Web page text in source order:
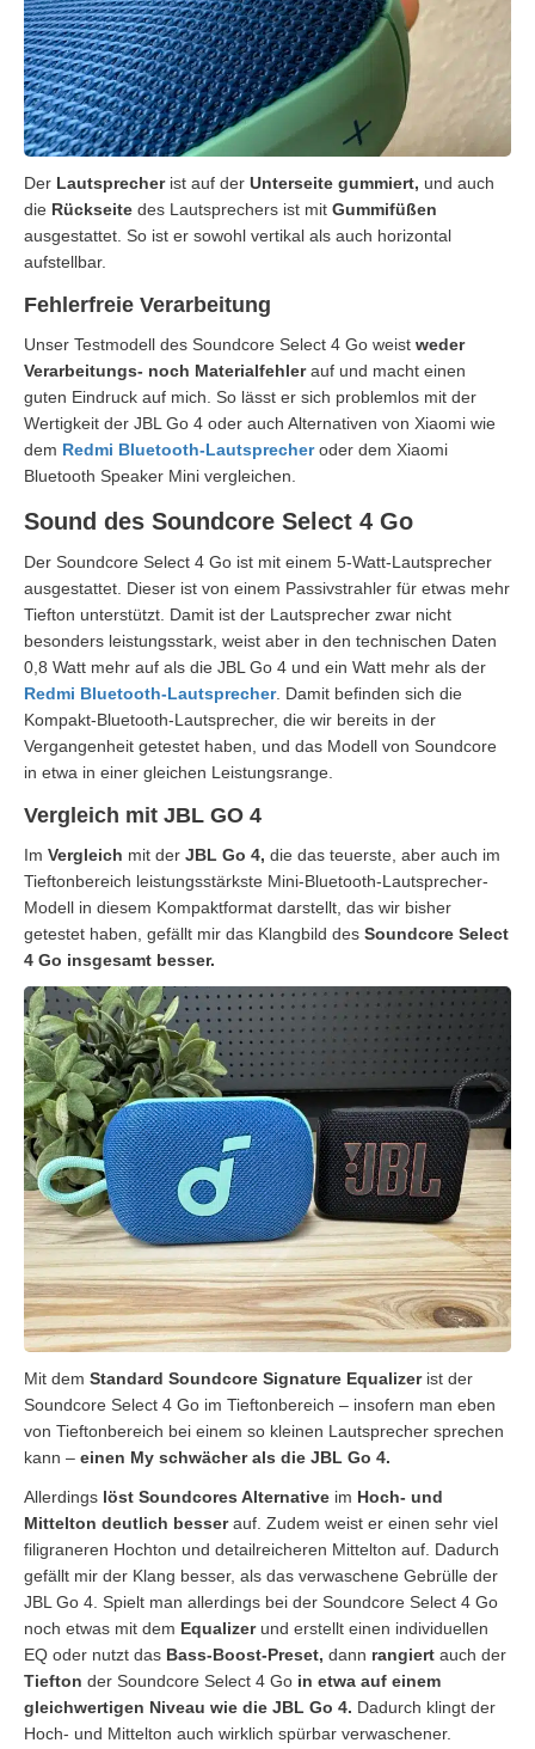
Der Lautsprecherist auf der Unterseite gummiert, und auch
die Rückseite des Lautsprechers ist mit Gummifüßen
ausgestattet. So ist er sowohl vertikal als auch horizontal
aufstellbar.
Fehlerfreie Verarbeitung
Unser Testmodell des Soundcore Select 4 Go weist weder
Verarbeitungs- noch Materialfehlerauf und macht einen
guten Eindruck auf mich. So lässt er sich problemlos mit der
Wertigkeit der JBL Go 4 oder auch Alternativen von Xiaomi wie
dem Redmi Bluetooth-Lautsprecheroder dem Xiaomi
Bluetooth Speaker Mini vergleichen.
Sound des Soundcore Select 4 Go
Der Soundcore Select 4 Go ist mit einem 5-Watt-Lautsprecher
ausgestattet. Dieser ist von einem Passivstrahler für etwas mehr
Tiefton unterstützt. Damit ist der Lautsprecher zwar nicht
besonders leistungsstark, weist aber in den technischen Daten
0,8 Watt mehr auf als die JBL Go 4 und ein Watt mehr als der
Redmi Bluetooth-Lautsprecher. Damit befinden sich die
Kompakt-Bluetooth-Lautsprecher, die wir bereits in der
Vergangenheit getestet haben, und das Modell von Soundcore
in etwa in einer gleichen Leistungsrange.
Vergleich mit JBL GO 4
Im Vergleich mit der JBL Go 4, die das teuerste, aber auch im
Tieftonbereich leistungsstärkste Mini-Bluetooth-Lautsprecher-
Modell in diesem Kompaktformat darstellt, das wir bisher
getestet haben, gefällt mir das Klangbild des Soundcore Select
4 Go insgesamt besser.
Mit dem Standard Soundcore Signature Equalizerist der
Soundcore Select 4 Go im Tieftonbereich – insofern man eben
von Tieftonbereich bei einem so kleinen Lautsprecher sprechen
kann – einen My schwächer als die JBL Go 4.
Allerdings löst Soundcores Alternative im Hoch- und
Mittelton deutlich besserauf. Zudem weist er einen sehr viel
filigraneren Hochton und detailreicheren Mittelton auf. Dadurch
gefällt mir der Klang besser, als das verwaschene Gebrülle der
JBL Go 4. Spielt man allerdings bei der Soundcore Select 4 Go
noch etwas mit dem Equalizerund erstellt einen individuellen
EQ oder nutzt das Bass-Boost-Preset, dann rangiert auch der
Tiefton der Soundcore Select 4 Go in etwa auf einem
gleichwertigen Niveau wie die JBL Go 4. Dadurch klingt der
Hoch- und Mittelton auch wirklich spürbar verwaschener.